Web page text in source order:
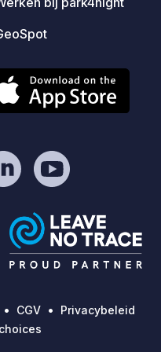
CGV
Privacybeleid